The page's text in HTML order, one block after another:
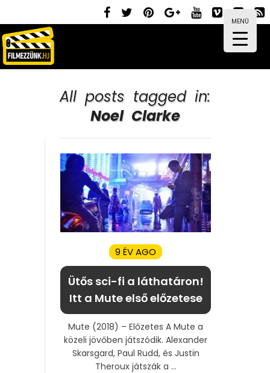
MENÜ
All posts tagged in:
Noel Clarke
9 ÉV AGO
Ütős sci-fi a láthatáron!
Itt a Mute első előzetese
Mute (2018) – Előzetes A Mute a
közeli jövőben játszódik. Alexander
Skarsgard, Paul Rudd, és Justin
Theroux játszák a ...